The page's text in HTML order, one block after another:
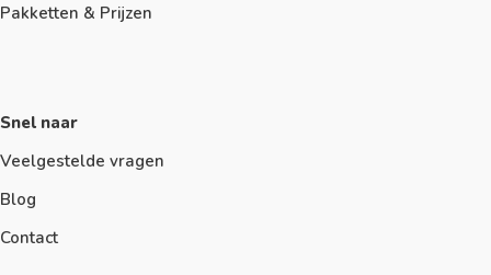
Pakketten & Prijzen
Snel naar
Veelgestelde vragen
Blog
Contact